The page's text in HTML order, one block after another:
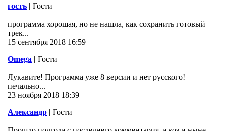
гость | Гости
программа хорошая, но не нашла, как сохранить готовый
трек...
15 сентября 2018 16:59
Omega | Гости
Лукавите! Программа уже 8 версии и нет русского!
печально...
23 ноября 2018 18:39
Александр | Гости